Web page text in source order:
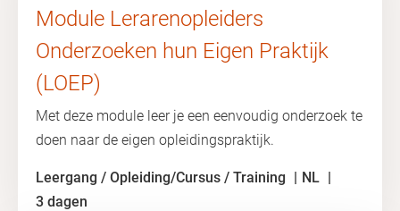
Module Lerarenopleiders
Onderzoeken hun Eigen Praktijk
(LOEP)
Met deze module leer je een eenvoudig onderzoek te
doen naar de eigen opleidingspraktijk.
Leergang / Opleiding/Cursus / Training
NL
3 dagen